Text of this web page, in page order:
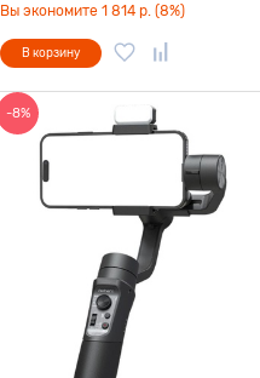
Вы экономите 1 814 р. (8%)
В корзину
-8%